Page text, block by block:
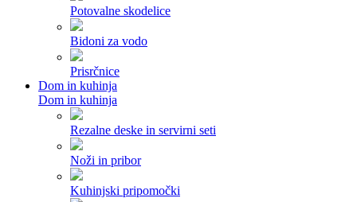
Potovalne skodelice
Bidoni za vodo
Prisrčnice
Dom in kuhinja
Dom in kuhinja
Rezalne deske in servirni seti
Noži in pribor
Kuhinjski pripomočki